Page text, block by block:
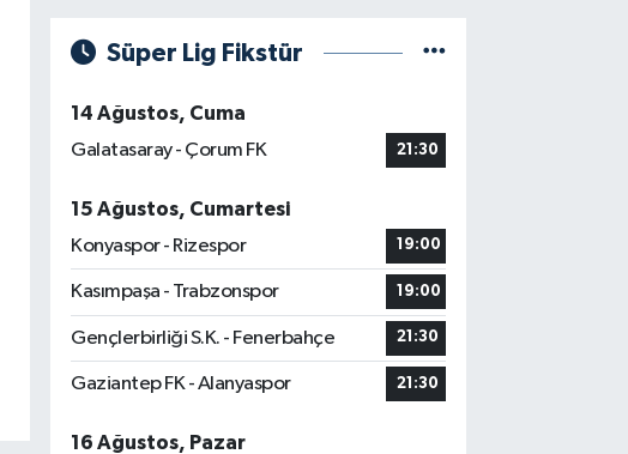
Süper Lig Fikstür
14 Ağustos, Cuma
Galatasaray - Çorum FK
21:30
15 Ağustos, Cumartesi
Konyaspor - Rizespor
19:00
Kasımpaşa - Trabzonspor 19:00
Gençlerbirliği S.K. - Fenerbahçe 21:30
Gaziantep FK - Alanyaspor 21:30
16 Ağustos, Pazar